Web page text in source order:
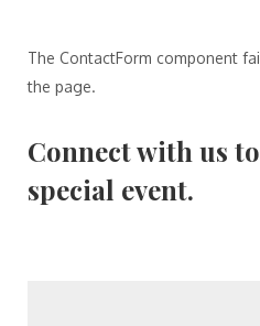
The ContactForm component
the page.
Connect with us
special event.